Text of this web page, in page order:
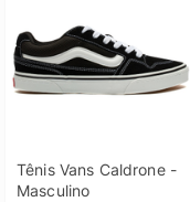
Tênis Vans Caldrone -
Masculino